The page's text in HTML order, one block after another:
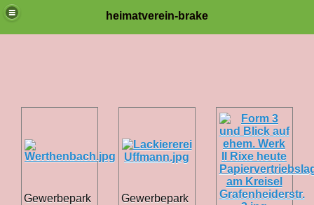
heimatverein-brake
Gewerbepark
Gewerbepark